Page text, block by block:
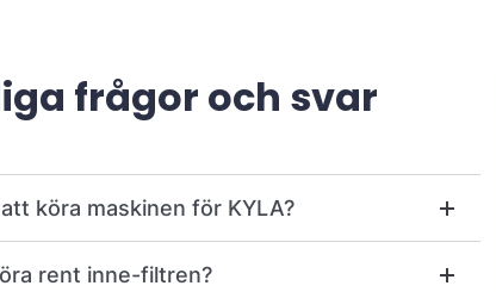
frågor och svar
köra maskinen för KYLA?
rent inne-filtren?